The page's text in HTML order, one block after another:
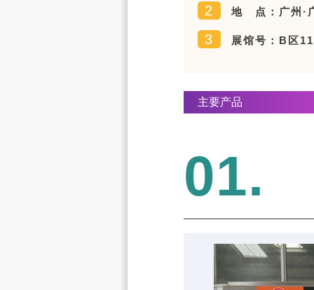
2 地 点：广州·
3 展馆号：B区
主要产品
01.